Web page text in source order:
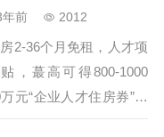
蕞近高速口，半小时内
亩嘉兴嘉善开发区一手
年前 2012
2-36个月免租，人才项
，蕞高可得800-1000
元“企业人才住房券”，
补贴蕞高3000万元，具